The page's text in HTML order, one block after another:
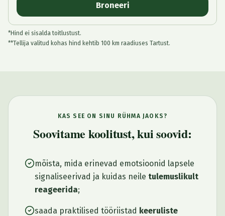
Broneeri
*Hind ei sisalda toitlustust.
**Tellija valitud kohas hind kehtib 100 km raadiuses Tartust.
KAS SEE ON SINU RÜHMA JAOKS?
Soovitame koolitust, kui soovid:
mõista, mida erinevad emotsioonid lapsele
signaliseerivad ja kuidas neile tulemuslikult
reageerida;
saada praktilised tööriistad keeruliste